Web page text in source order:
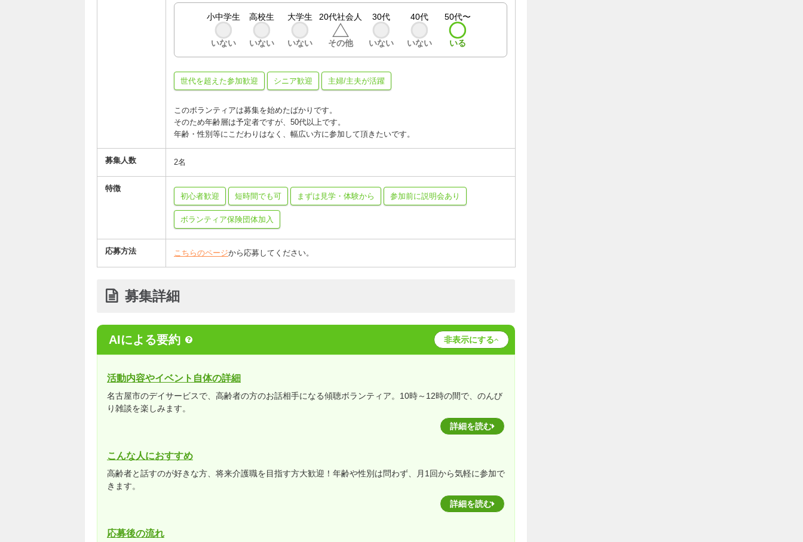
小中学生
いない
高校生
いない
大学生
いない
20代社会人
その他
30代
いない
40代
いない
50代〜
いる
世代を超えた参加歓迎 シニア歓迎 主婦/主夫が活躍
このボランティアは募集を始めたばかりです。
そのため年齢層は予定者ですが、50代以上です。
年齢・性別等にこだわりはなく、幅広い方に参加して頂きたいです。
募集人数 2名
特徴
初心者歓迎
短時間でも可 まずは見学・体験から 参加前に説明会あり
ボランティア保険団体加入
応募方法 こちらのページから応募してください。
募集詳細
AIによる要約 非表示にする
活動内容やイベント自体の詳細
名古屋市のデイサービスで、高齢者の方のお話相手になる傾聴ボランティア。10時～12時の間で、のんび
り雑談を楽しみます。
詳細を読む
こんな人におすすめ
高齢者と話すのが好きな方、将来介護職を目指す方大歓迎！年齢や性別は問わず、月1回から気軽に参加で
きます。
詳細を読む
応募後の流れ